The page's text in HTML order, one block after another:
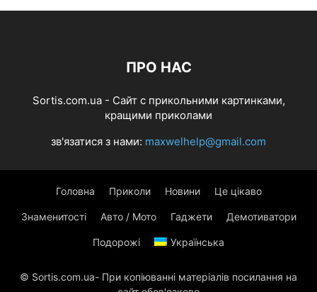
ПРО НАС
Sortis.com.ua - Cайт с прикольними картинками,
кращими приколами
зв'язатися з нами: maxwelhelp@gmail.com
Головна Приколи Новини Це цікаво
Знаменитості Авто / Мото Гаджети Демотиватори
Подорожі Українська
© Sortis.com.ua- При копіюванні матеріалів посилання на